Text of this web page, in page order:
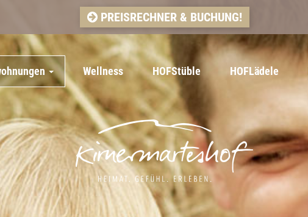
PREISRECHNER & BUCHUNG!
Wellness HOFStüble HOFLädele